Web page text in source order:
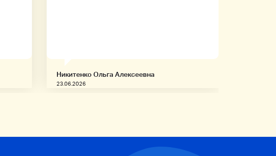
Никитенко Ольга Алексеевна
23.06.2026